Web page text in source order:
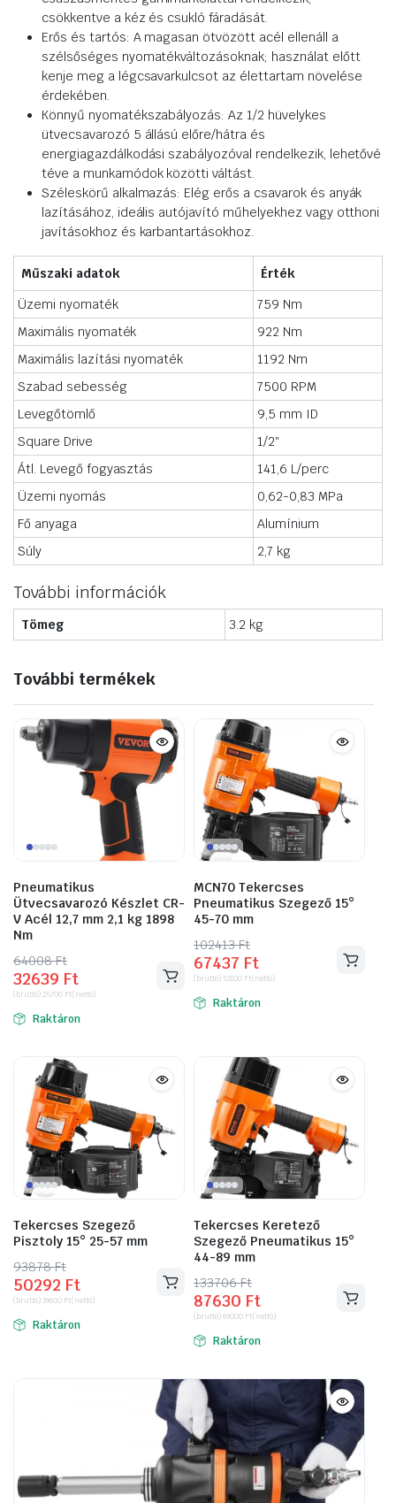
csökkentve a kéz és csukló fáradását.
Erős és tartós: A magasan ötvözött acél ellenáll a
szélsőséges nyomatékváltozásoknak; használat előtt
kenje meg a légcsavarkulcsot az élettartam növelése
érdekében.
Könnyű nyomatékszabályozás: Az 1/2 hüvelykes
ütvecsavarozó 5 állású előre/hátra és
energiagazdálkodási szabályozóval rendelkezik, lehetővé
téve a munkamódok közötti váltást.
Széleskörű alkalmazás: Elég erős a csavarok és anyák
lazításához, ideális autójavító műhelyekhez vagy otthoni
javításokhoz és karbantartásokhoz.
Műszaki adatok
Érték
Üzemi nyomaték
759 Nm
Maximális nyomaték
922 Nm
Maximális lazítási nyomaték
1192 Nm
Szabad sebesség
7500 RPM
Levegőtömlő
9,5 mm ID
Square Drive
1/2″
Átl. Levegő fogyasztás
141,6 L/perc
Üzemi nyomás
0,62-0,83 MPa
Fő anyaga
Alumínium
Súly
2,7 kg
További információk
Tömeg 3.2 kg
További termékek
Pneumatikus
Ütvecsavarozó Készlet CR-
V Acél 12,7 mm 2,1 kg 1898
Nm
64008Ft
Original
price
was:
64008 Ft.
32639 Ft
Current
price
is:
32639 Ft.
(bruttó)25700 Ft(nettó)
Raktáron
MCN70 Tekercses
Pneumatikus Szegező 15°
45-70 mm
102413Ft
Original
price
was:
102413 Ft.
67437 Ft
Current
price
is:
67437 Ft.
(bruttó) 53100 Ft(nettó)
Raktáron
Tekercses Szegező
Pisztoly 15° 25-57 mm
93878Ft
Original
price
was:
93878 Ft.
50292 Ft
Current
price
is:
50292 Ft.
(bruttó)39600 Ft(nettó)
Raktáron
Tekercses Keretező
Szegező Pneumatikus 15°
44-89 mm
133706Ft
Original
price
was:
133706 Ft.
87630 Ft
Current
price
is:
87630 Ft.
(bruttó)69000 Ft(nettó)
Raktáron